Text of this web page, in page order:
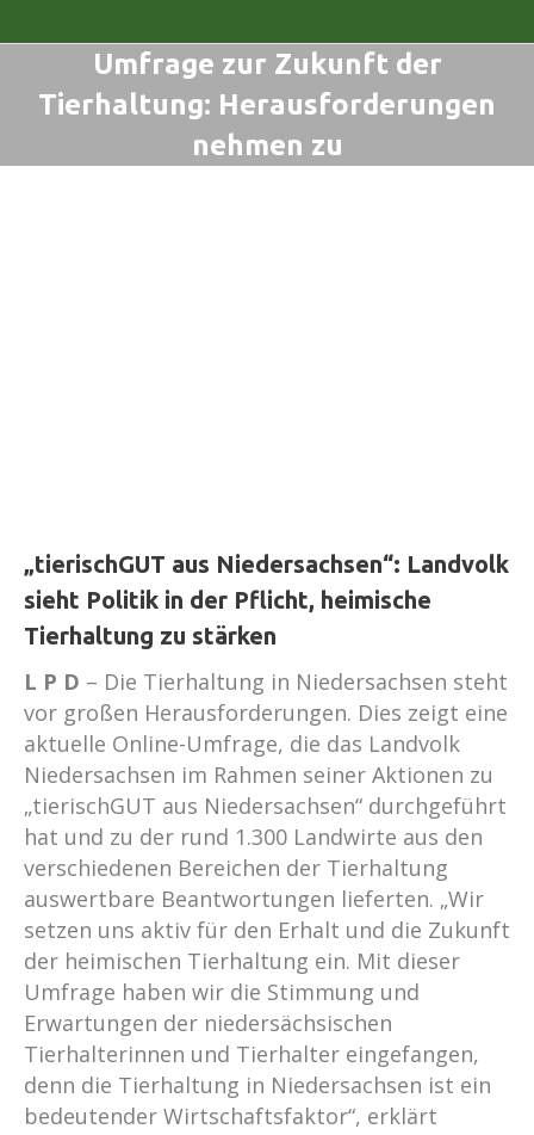
Umfrage zur Zukunft der
Tierhaltung: Herausforderungen
nehmen zu
„tierischGUT aus Niedersachsen“: Landvolk
sieht Politik in der Pflicht, heimische
Tierhaltung zu stärken
L P D – Die Tierhaltung in Niedersachsen steht
vor großen Herausforderungen. Dies zeigt eine
aktuelle Online-Umfrage, die das Landvolk
Niedersachsen im Rahmen seiner Aktionen zu
„tierischGUT aus Niedersachsen“ durchgeführt
hat und zu der rund 1.300 Landwirte aus den
verschiedenen Bereichen der Tierhaltung
auswertbare Beantwortungen lieferten. „Wir
setzen uns aktiv für den Erhalt und die Zukunft
der heimischen Tierhaltung ein. Mit dieser
Umfrage haben wir die Stimmung und
Erwartungen der niedersächsischen
Tierhalterinnen und Tierhalter eingefangen,
denn die Tierhaltung in Niedersachsen ist ein
bedeutender Wirtschaftsfaktor“, erklärt